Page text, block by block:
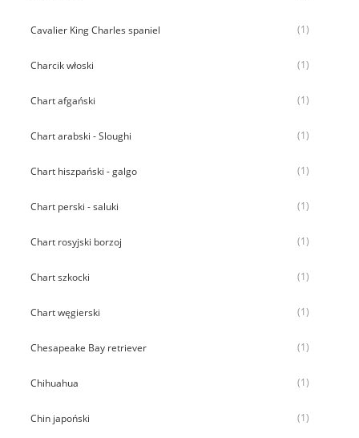
Cavalier King Charles spaniel (1)
Charcik włoski (1)
Chart afgański (1)
Chart arabski - Sloughi (1)
Chart hiszpański - galgo (1)
Chart perski - saluki (1)
Chart rosyjski borzoj (1)
Chart szkocki (1)
Chart węgierski (1)
Chesapeake Bay retriever (1)
Chihuahua (1)
Chin japoński (1)